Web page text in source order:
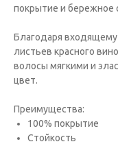
покрытие и бережное
Благодаря входящему
листьев красного
волосы мягкими и
цвет.
Преимущества:
100% покрытие
Стойкость